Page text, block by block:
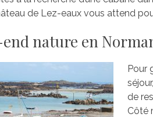
de Lez-eaux vous attend
nature en
Pour
de
Côté